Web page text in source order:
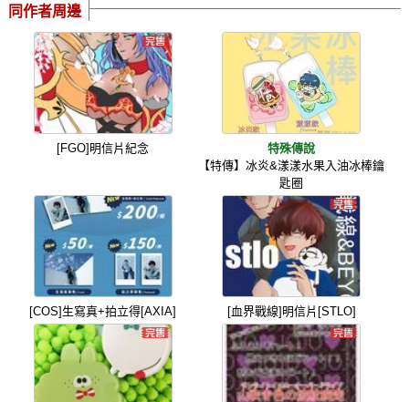
同作者周邊
[FGO]明信片紀念
特殊傳說
【特傳】冰炎&漾漾水果入油冰棒鑰
匙圈
[COS]生寫真+拍立得[AXIA] [血界戰線]明信片[STLO]